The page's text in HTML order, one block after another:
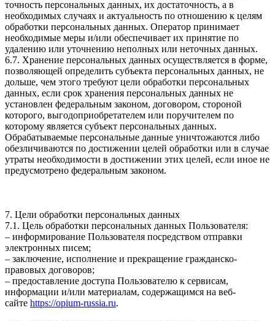
точность персональных данных, их достаточность, а в
необходимых случаях и актуальность по отношению к целям
обработки персональных данных. Оператор принимает
необходимые меры и/или обеспечивает их принятие по
удалению или уточнению неполных или неточных данных.
6.7. Хранение персональных данных осуществляется в форме,
позволяющей определить субъекта персональных данных, не
дольше, чем этого требуют цели обработки персональных
данных, если срок хранения персональных данных не
установлен федеральным законом, договором, стороной
которого, выгодоприобретателем или поручителем по
которому является субъект персональных данных.
Обрабатываемые персональные данные уничтожаются либо
обезличиваются по достижении целей обработки или в случае
утраты необходимости в достижении этих целей, если иное не
предусмотрено федеральным законом.
7. Цели обработки персональных данных
7.1. Цель обработки персональных данных Пользователя:
– информирование Пользователя посредством отправки
электронных писем;
– заключение, исполнение и прекращение гражданско-
правовых договоров;
– предоставление доступа Пользователю к сервисам,
информации и/или материалам, содержащимся на веб-
сайте https://opium-russia.ru.